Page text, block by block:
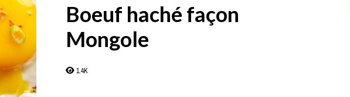
Boeuf haché façon
Mongole
1.4K